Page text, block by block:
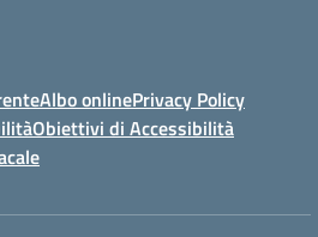
Albo onlinePrivacy Policy
Obiettivi di Accessibilità